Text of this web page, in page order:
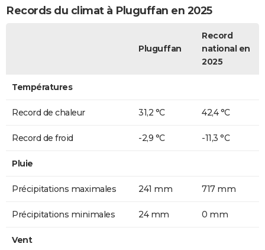
Records du climat à Pluguffan en 2025
Pluguffan
Record
national en
2025
Températures
Record de chaleur 31,2 °C 42,4 °C
Record de froid -2,9 °C -11,3 °C
Pluie
Précipitations maximales 241 mm 717 mm
Précipitations minimales 24 mm 0 mm
Vent